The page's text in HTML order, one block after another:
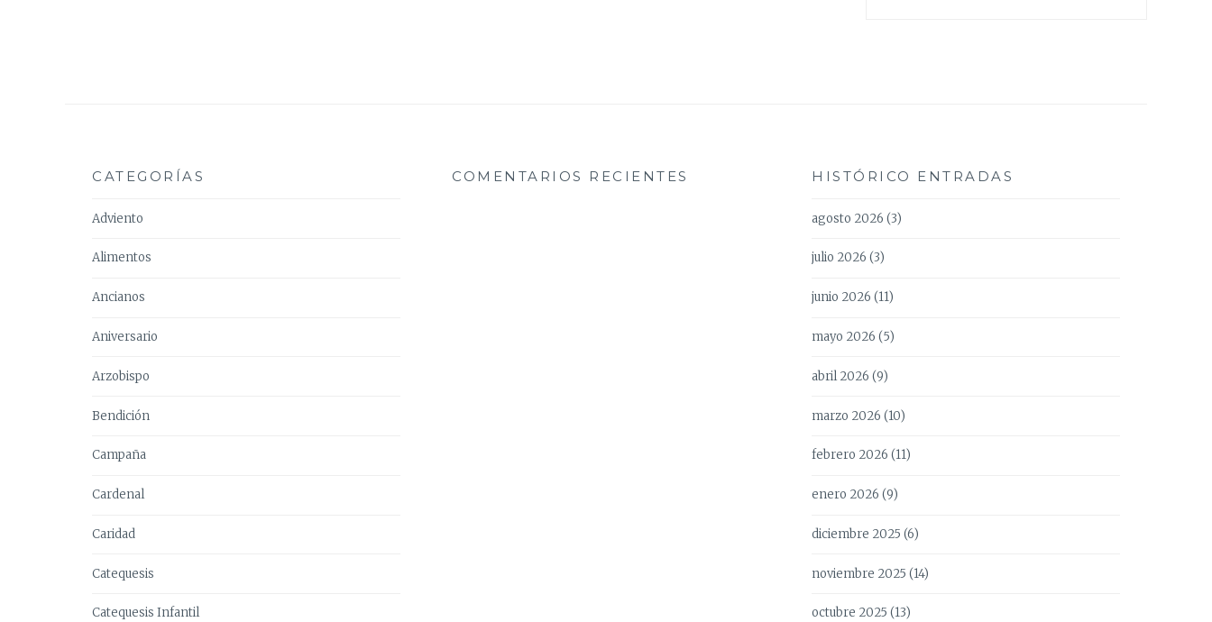
CATEGORÍAS
Adviento
Alimentos
Ancianos
Aniversario
Arzobispo
Bendición
Campaña
Cardenal
Caridad
Catequesis
Catequesis Infantil
COMENTARIOS RECIENTES HISTÓRICO ENTRADAS
agosto 2026 (3)
julio 2026 (3)
junio 2026 (11)
mayo 2026 (5)
abril 2026 (9)
marzo 2026 (10)
febrero 2026 (11)
enero 2026 (9)
diciembre 2025 (6)
noviembre 2025 (14)
octubre 2025 (13)